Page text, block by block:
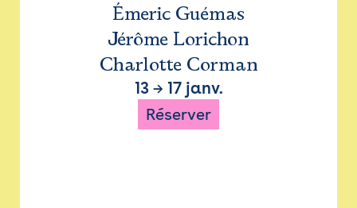
Émeric Guémas
Jérôme Lorichon
Charlotte Corman
13→ 17 janv.
Réserver